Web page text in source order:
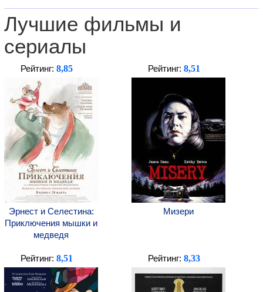
Лучшие фильмы и
сериалы
Рейтинг: 8,85
Эрнест и Селестина:
Приключения мышки и
медведя
Рейтинг: 8,51
Мизери
Рейтинг: 8,51 Рейтинг: 8,33